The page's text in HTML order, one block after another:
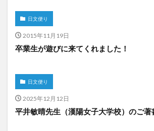
日文便り
2015年11月19日
卒業生が遊びに来てくれました！
日文便り
2025年12月12日
平井敏晴先生（漢陽女子大学校）のご著